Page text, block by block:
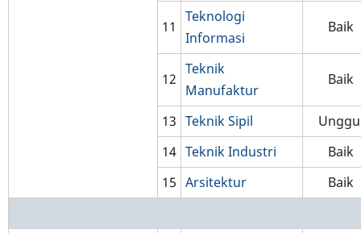
11
Teknologi
Informasi
Baik
12
Teknik
Manufaktur
Baik
13 Teknik Sipil
14 Teknik Industri
Baik
15 Arsitektur Baik